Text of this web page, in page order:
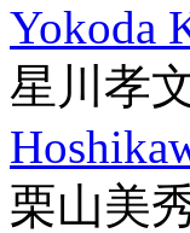
Yokoda
星川孝
栗山美